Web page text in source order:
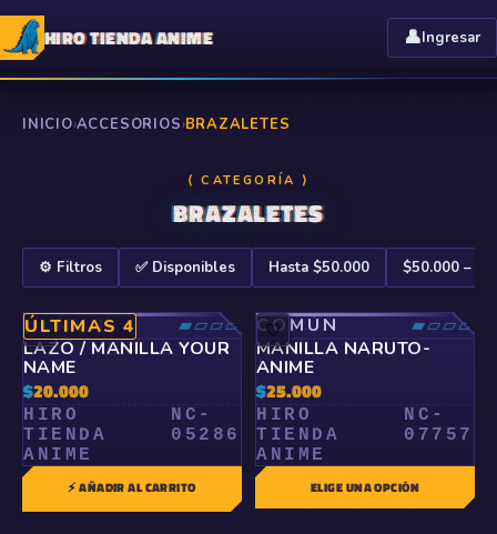
HIRO TIENDA ANIME 👤Ingresar
INICIO›ACCESORIOS›BRAZALETES
⟨ CATEGORÍA ⟩
BRAZALETES
⚙️ Filtros ✅ Disponibles Hasta $50.000 $50.000 –
🤍
ÚLTIMAS 4
COMÚN
▰▱▱▱
LAZO / MANILLA YOUR
NAME
$20.000
HIRO
TIENDA
ANIME
NC-
05286
⚡ AÑADIR AL CARRITO
🤍
COMÚN
▰▱▱▱
MANILLA NARUTO-
ANIME
$25.000
HIRO
TIENDA
ANIME
NC-
07757
ELIGE UNA OPCIÓN